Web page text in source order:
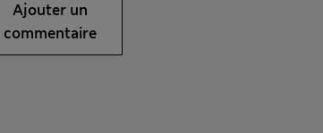
Ajouter un
commentaire